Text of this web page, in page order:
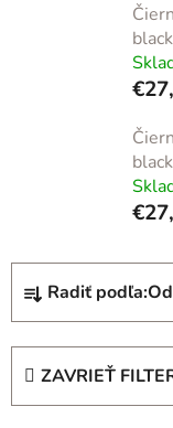
R
d
Radiť podľa:
ZAVRIEŤ